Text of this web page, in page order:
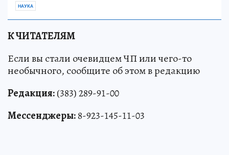
НАУКА
К ЧИТАТЕЛЯМ
Если вы стали очевидцем ЧП или чего-то
необычного, сообщите об этом в редакцию
Редакция:(383) 289-91-00
Мессенджеры:8-923-145-11-03